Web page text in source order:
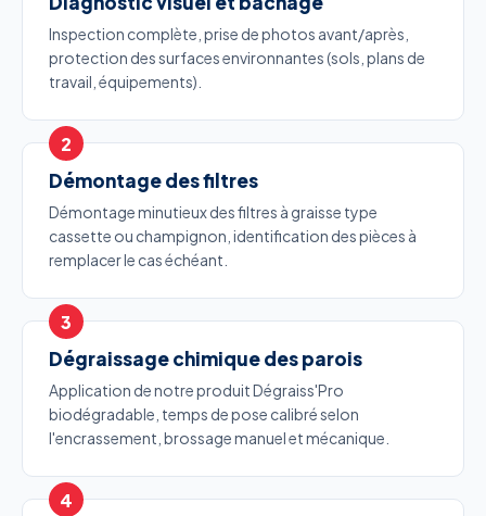
Inspection complète, prise de photos avant/après,
protection des surfaces environnantes (sols, plans de
travail, équipements).
Démontage des filtres
Démontage minutieux des filtres à graisse type
cassette ou champignon, identification des pièces à
remplacer le cas échéant.
Dégraissage chimique des parois
Application de notre produit Dégraiss'Pro
biodégradable, temps de pose calibré selon
l'encrassement, brossage manuel et mécanique.